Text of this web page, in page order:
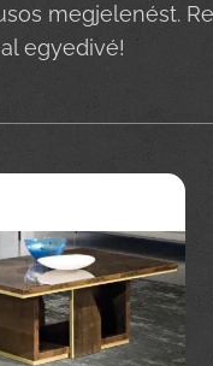
megjelenést.
egyedivé!